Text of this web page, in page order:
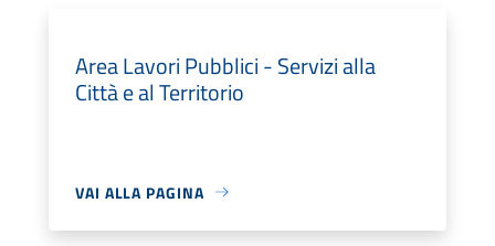
Area Lavori Pubblici - Servizi alla
Città e al Territorio
VAI ALLA PAGINA